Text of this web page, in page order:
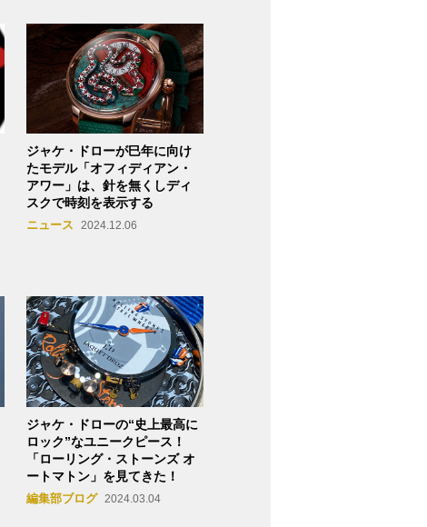
ジャケ・ドローが巳年に向け
たモデル「オフィディアン・
アワー」は、針を無くしディ
スクで時刻を表示する
ニュース 2024.12.06
ジャケ・ドローの“史上最高に
ロック”なユニークピース！
「ローリング・ストーンズ オ
ートマトン」を見てきた！
編集部ブログ 2024.03.04